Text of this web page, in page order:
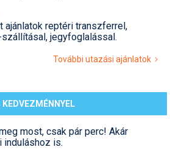
ajánlatok reptéri transzferrel,
jegyfoglalással.
További utazási ajánlatok
most, csak pár perc! Akár
induláshoz is.